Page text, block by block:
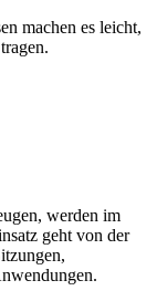
machen es leicht,
werden im
geht von der